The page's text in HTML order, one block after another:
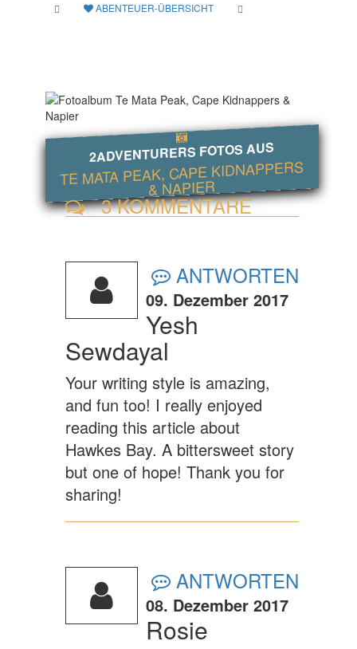
ABENTEUER-ÜBERSICHT
2ADVENTURERS FOTOS AUS
TE MATA PEAK, CAPE KID­NAPPERS
& NAPIER
3 KOMMENTARE
ANTWORTEN
09. Dezember 2017
Yesh
Sewdayal
Your writing style is amazing,
and fun too! I really enjoyed
reading this article about
Hawkes Bay. A bittersweet story
but one of hope! Thank you for
sharing!
ANTWORTEN
08. Dezember 2017
Rosie